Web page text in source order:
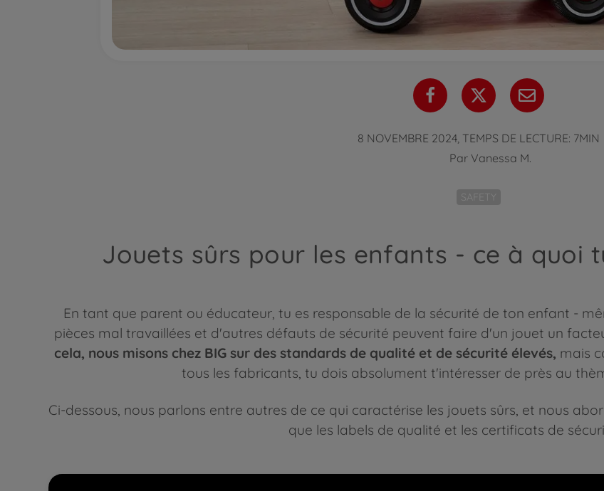
8 NOVEMBRE 2024, TEMPS DE LECTURE: 7MIN
Par Vanessa M.
SAFETY
Jouets sûrs pour les enfants - ce à quoi
En tant que parent ou éducateur, tu es responsable de la sécurité de ton enfant -
pièces mal travaillées et d'autres défauts de sécurité peuvent faire d'un jouet un
cela, nous misons chez BIG sur des standards de qualité et de sécurité élevés, mais
tous les fabricants, tu dois absolument t'intéresser de près au
Ci-dessous, nous parlons entre autres de ce qui caractérise les jouets sûrs, et nous
que les labels de qualité et les certificats de